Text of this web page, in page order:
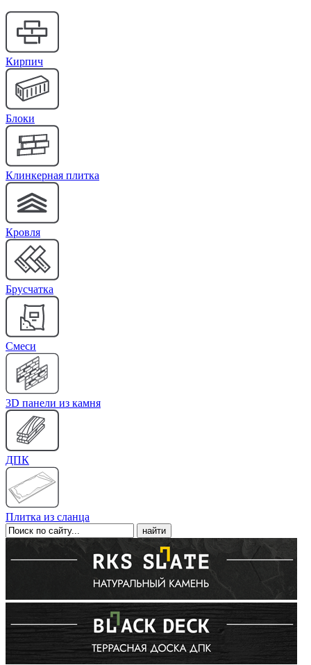
Кирпич
Блоки
Клинкерная плитка
Кровля
Брусчатка
Cмеси
3D панели из камня
ДПК
Плитка из сланца